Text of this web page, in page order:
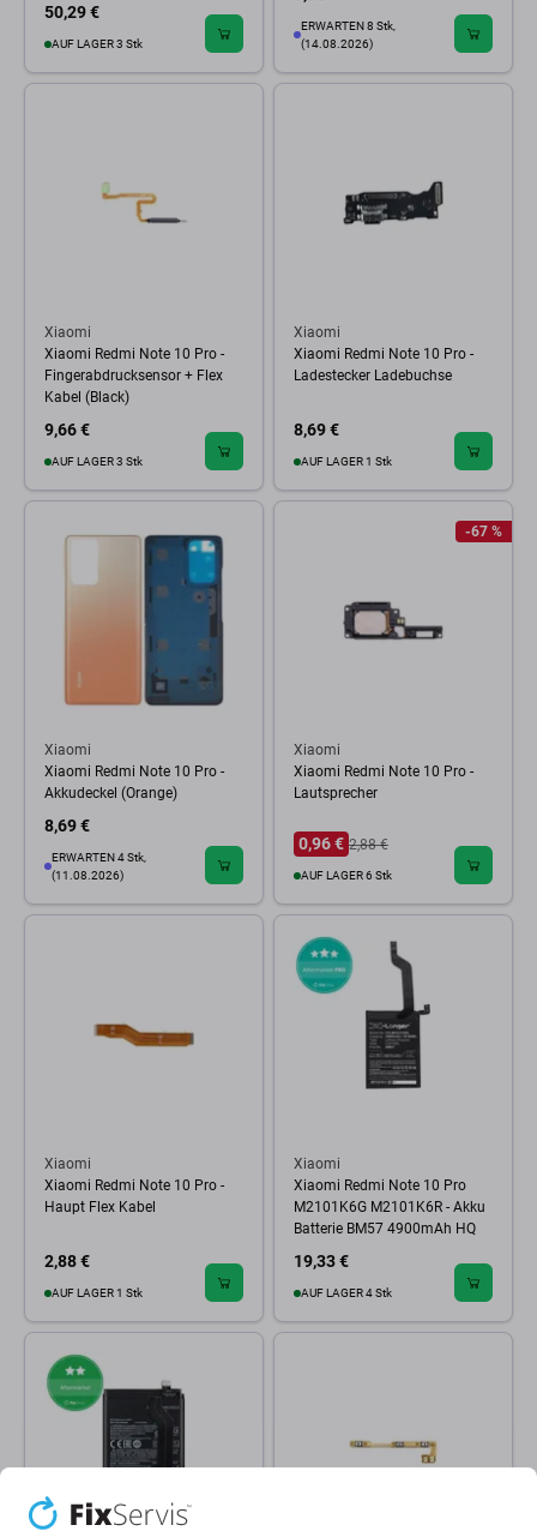
50,29 €
AUF LAGER 3 Stk
ERWARTEN 8 Stk,
(14.08.2026)
Xiaomi
Xiaomi Redmi Note 10 Pro -
Fingerabdrucksensor + Flex
Kabel (Black)
9,66 €
AUF LAGER 3 Stk
Xiaomi
Xiaomi Redmi Note 10 Pro -
Ladestecker Ladebuchse
8,69 €
AUF LAGER 1 Stk
Xiaomi
Xiaomi Redmi Note 10 Pro -
Akkudeckel (Orange)
8,69 €
ERWARTEN 4 Stk,
(11.08.2026)
-67 %
Xiaomi
Xiaomi Redmi Note 10 Pro -
Lautsprecher
0,96 € 2,88 €
AUF LAGER 6 Stk
Xiaomi
Xiaomi Redmi Note 10 Pro -
Haupt Flex Kabel
2,88 €
AUF LAGER 1 Stk
Xiaomi
Xiaomi Redmi Note 10 Pro
M2101K6G M2101K6R - Akku
Batterie BM57 4900mAh HQ
19,33 €
AUF LAGER 4 Stk